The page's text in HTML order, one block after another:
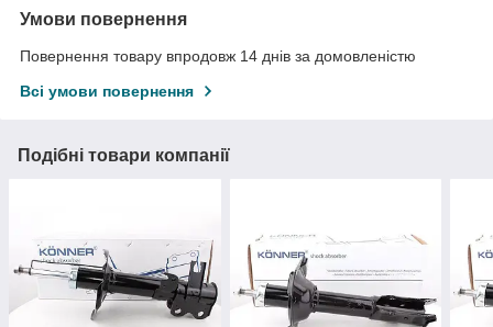
Умови повернення
Повернення товару впродовж 14 днів за домовленістю
Всі умови повернення
Подібні товари компанії